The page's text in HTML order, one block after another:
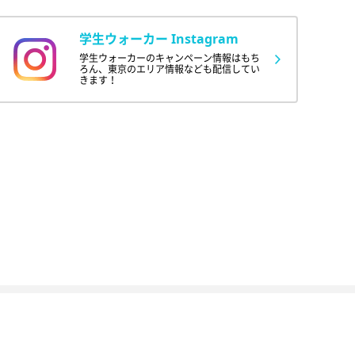
学生ウォーカー Instagram
学生ウォーカーのキャンペーン情報はもち
ろん、東京のエリア情報なども配信してい
きます！